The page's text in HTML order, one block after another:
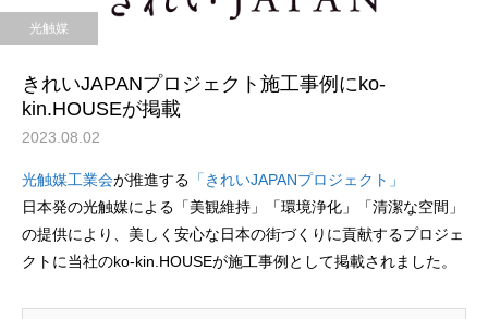
光触媒
きれいJAPANプロジェクト施工事例にko-
kin.HOUSEが掲載
2023.08.02
光触媒工業会が推進する 「きれいJAPANプロジェクト」
日本発の光触媒による「美観維持」「環境浄化」「清潔な空間」
の提供により、美しく安心な日本の街づくりに貢献するプロジェ
クトに当社のko-kin.HOUSEが施工事例として掲載されました。